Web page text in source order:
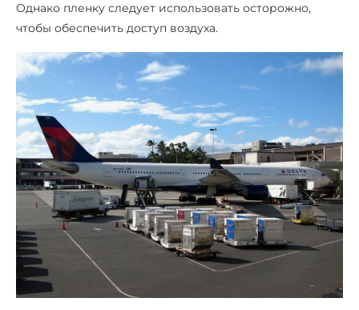
Однако пленку следует использовать осторожно,
чтобы обеспечить доступ воздуха.